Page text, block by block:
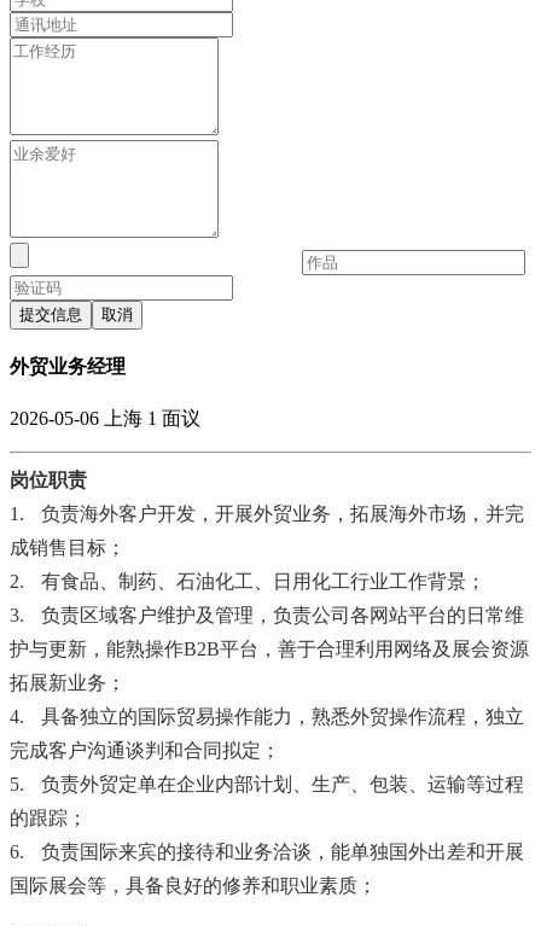
提交信息 取消
外贸业务经理
2026-05-06 上海 1 面议
岗位职责
1.
负责海外客户开发，开展外贸业务，拓展海外市场，并完
成销售目标；
2.
有食品、制药、石油化工、日用化工行业工作背景；
3.
负责区域客户维护及管理，负责公司各网站平台的日常维
护与更新，能熟操作B2B平台，善于合理利用网络及展会资源
拓展新业务；
4.
具备独立的国际贸易操作能力，熟悉外贸操作流程，独立
完成客户沟通谈判和合同拟定；
5.
负责外贸定单在企业内部计划、生产、包装、运输等过程
的跟踪；
6.
负责国际来宾的接待和业务洽谈，能单独国外出差和开展
国际展会等，具备良好的修养和职业素质；